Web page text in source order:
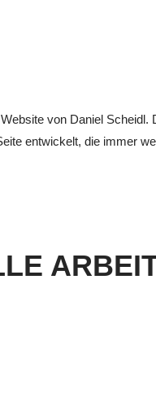
von Daniel Scheidl.
entwickelt, die immer